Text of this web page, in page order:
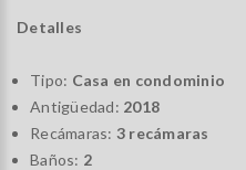
Detalles
Tipo: Casa en condominio
Antigüedad: 2018
Recámaras: 3 recámaras
Baños: 2